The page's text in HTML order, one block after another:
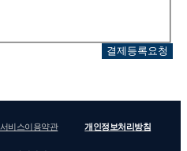
서비스이용약관 개인정보처리방침